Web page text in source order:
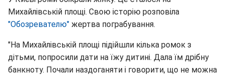
Михайлівській площі. Свою історію розповіла
"Обозревателю" жертва пограбування.
"На Михайлівській площі підійшли кілька ромок з
дітьми, попросили дати на їжу дитині. Дала їм дрібну
банкноту. Почали наздоганяти і говорити, що не можна